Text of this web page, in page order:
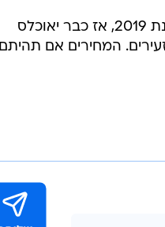
השלב הראשון של פרויקט "Milestone" מתוכנן להסתיים במהלך שנת 2019, אז כבר יאוכלס
המחירים אם